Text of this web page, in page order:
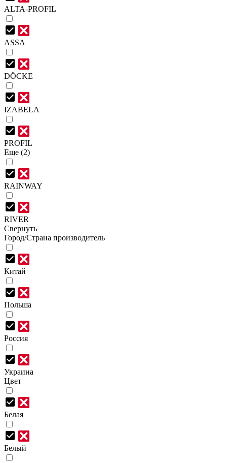
ALTA-PROFIL
ASSA
DÖCKE
IZABELA
PROFIL
Еще (2)
RAINWAY
RIVER
Свернуть
Город/Страна производитель
Китай
Польша
Россия
Украина
Цвет
Белая
Белый